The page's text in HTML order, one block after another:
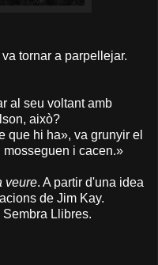
tornar a parpellejar.
al seu voltant amb
això?
que hi ha», va grunyir el
mosseguen i cacen.»
veure. A partir d'una idea
de Jim Kay.
Llibres.